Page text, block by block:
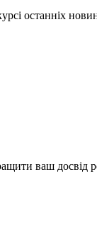
останніх
ваш досвід